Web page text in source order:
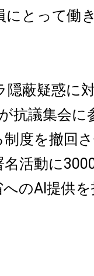
にとって働
蔽疑惑に
抗議集会に
度を撤回
活動に
のAI提供